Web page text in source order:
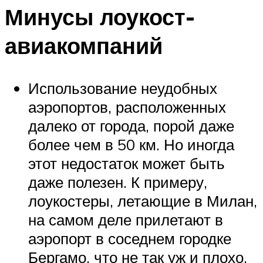
Минусы лоукост-
авиакомпаний
Использование неудобных
аэропортов, расположенных
далеко от города, порой даже
более чем в 50 км. Но иногда
этот недостаток может быть
даже полезен. К примеру,
лоукостеры, летающие в Милан,
на самом деле прилетают в
аэропорт в соседнем городке
Бергамо, что не так уж и плохо,